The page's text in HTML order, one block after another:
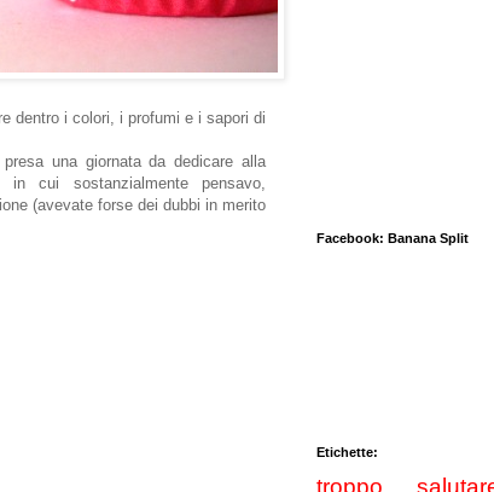
dentro i colori, i profumi e i sapori di
una giornata da dedicare alla
in cui sostanzialmente pensavo,
(avevate forse dei dubbi in merito
Facebook: Banana Split
Etichette: